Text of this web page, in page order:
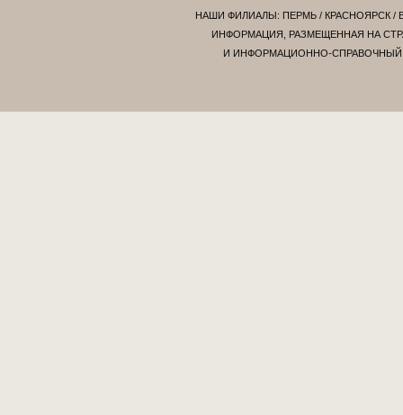
НАШИ ФИЛИАЛЫ: ПЕРМЬ / КРАСНОЯРСК /
ИНФОРМАЦИЯ, РАЗМЕЩЕННАЯ НА
И ИНФОРМАЦИОННО-СПРАВОЧНЫЙ